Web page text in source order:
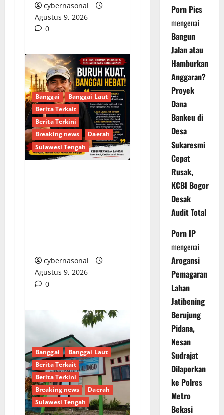
cybernasonal
Agustus 9, 2026
0
Banggai
Banggai Laut
Berita Terkait
Berita Terkini
Breaking news
Daerah
Sulawesi Tengah
cybernasonal
Agustus 9, 2026
0
Banggai
Banggai Laut
Berita Terkait
Berita Terkini
Breaking news
Daerah
Sulawesi Tengah
Porn Pics
mengenai
Bangun
Jalan atau
Hamburkan
Anggaran?
Proyek
Dana
Bankeu di
Desa
Sukaresmi
Cepat
Rusak,
KCBI Bogor
Desak
Audit Total
Porn IP
mengenai
Arogansi
Pemagaran
Lahan
Jatibening
Berujung
Pidana,
Nesan
Sudrajat
Dilaporkan
ke Polres
Metro
Bekasi